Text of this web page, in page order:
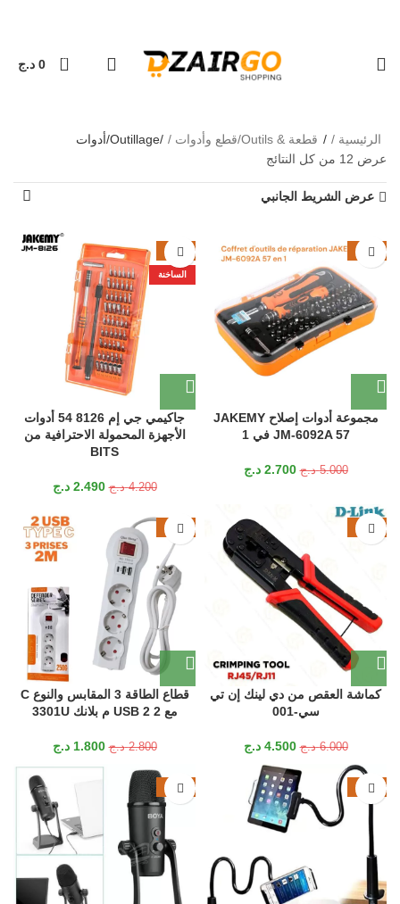
0
0 د.ج
الرئيسية قطعة & Outils/قطع وأدوات
Outillage/أدوات
عرض ⁦12⁩ من كل النتائج
عرض الشريط الجانبي
-46%
مجموعة أدوات إصلاح JAKEMY
JM-6092A 57 في 1
5.000 د.ج 2.700 د.ج
-41%
الساخنة
جاكيمي جي إم 8126 54 أدوات
الأجهزة المحمولة الاحترافية من
BITS
4.200 د.ج 2.490 د.ج
-25%
كماشة العقص من دي لينك إن تي
سي-001
6.000 د.ج 4.500 د.ج
-36%
قطاع الطاقة 3 المقابس والنوع C
مع 2 USB 2 م بلانك 3301U
2.800 د.ج 1.800 د.ج
-36%
-14%